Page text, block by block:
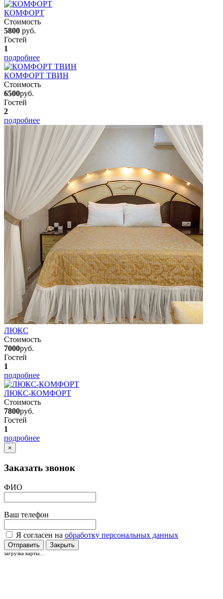
КОМФОРТ
Стоимость
5800 руб.
Гостей
1
подробнее
КОМФОРТ ТВИН
Стоимость
6500руб.
Гостей
2
подробнее
ЛЮКС
Стоимость
7000руб.
Гостей
1
подробнее
ЛЮКС-КОМФОРТ
Стоимость
7800руб.
Гостей
1
подробнее
×
Заказать звонок
ФИО
Ваш телефон
Я согласен на обработку персональных данных
Отправить Закрыть
загрузка карты...